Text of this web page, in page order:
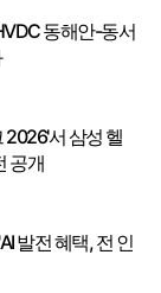
동해안-동서
서 삼성 헬
공개
발전 혜택, 전 인